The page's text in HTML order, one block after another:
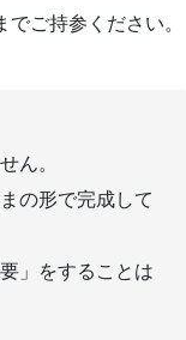
ご持参ください。
ん。
の形で完成して
」をすることは